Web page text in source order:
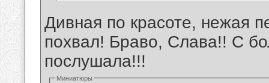
Дивная по красоте, нежая
похвал! Браво, Слава!! С
послушала!!!
Миниатюры